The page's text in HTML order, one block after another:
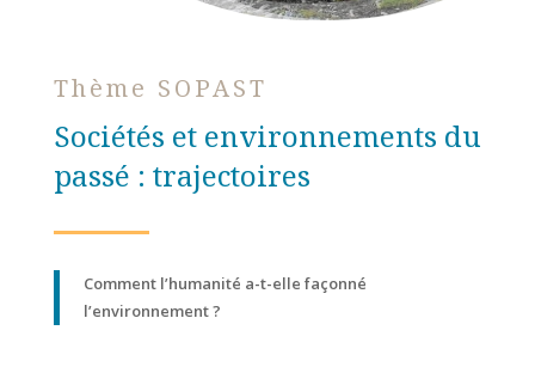
Thème SOPAST
Sociétés et environnements du
passé : trajectoires
Comment l’humanité a-t-elle façonné
l’environnement ?